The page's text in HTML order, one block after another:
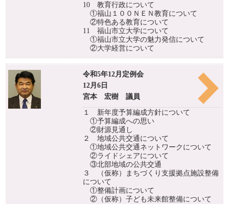
10 教育行政について
①福山１００ＮＥＮ教育について
②特色ある教育について
11 福山市立大学について
①福山市立大学の魅力発信について
②大学経営について
令和5年12月定例会
12月6日
宮本 宏樹 議員
１ 新年度予算編成方針について
①予算編成への思い
②財源見通し
２ 地域公共交通について
①地域公共交通ネットワークについて
②ライドシェアについて
③北部地域の公共交通
３ （仮称）まちづくり支援拠点施設整備
について
①整備計画について
②（仮称）子ども未来館整備について